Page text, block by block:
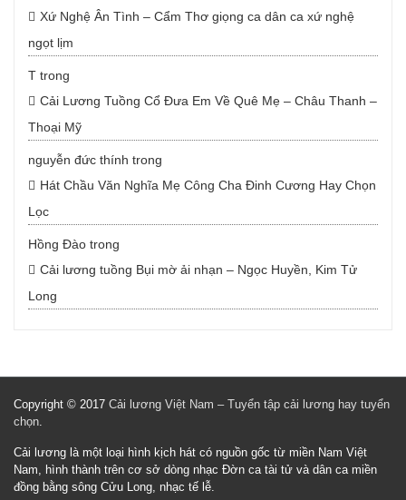
Xứ Nghệ Ân Tình – Cẩm Thơ giọng ca dân ca xứ nghệ
ngọt lịm
T trong
Cải Lương Tuồng Cổ Đưa Em Về Quê Mẹ – Châu Thanh –
Thoại Mỹ
nguyễn đức thính trong
Hát Chầu Văn Nghĩa Mẹ Công Cha Đinh Cương Hay Chọn
Lọc
Hồng Đào trong
Cải lương tuồng Bụi mờ ải nhạn – Ngọc Huyền, Kim Tử
Long
Copyright © 2017 Cải lương Việt Nam – Tuyển tập cải lương hay tuyển
chọn.
Cải lương là một loại hình kịch hát có nguồn gốc từ miền Nam Việt
Nam, hình thành trên cơ sở dòng nhạc Đờn ca tài tử và dân ca miền
đồng bằng sông Cửu Long, nhạc tế lễ.